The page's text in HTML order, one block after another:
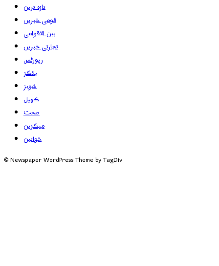
تازہ ترین
قومی خبریں
بین الاقوامی
تجارتی خبریں
رپورٹس
بلاگز
شوبز
کھیل
صحت
میگزین
خواتین
© Newspaper WordPress Theme by TagDiv